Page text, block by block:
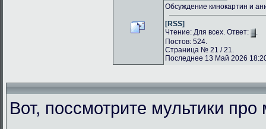
Обсуждение кинокартин и
[RSS]
Чтение: Для всех. Ответ:
.
Постов: 524.
Страница № 21 / 21.
Последнее 13 Май 2026
Вот, поссмотрите мультики